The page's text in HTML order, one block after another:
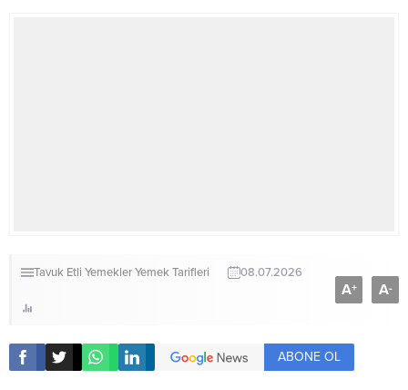
Tavuk Etli YemeklerYemek Tarifleri 08.07.2026
A+ A-
ABONE OL